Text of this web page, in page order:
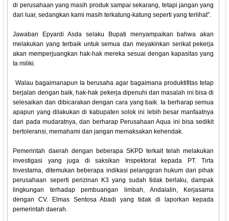
di perusahaan yang masih produk sampai sekarang, tetapi jangan yang
dari luar, sedangkan kami masih terkatung-katung seperti yang terlihat”.
Jawaban Epyardi Asda selaku Bupati menyampaikan bahwa akan
melakukan yang terbaik untuk semua dan meyakinkan serikat pekerja
akan memperjuangkan hak-hak mereka sesuai dengan kapasitas yang
Ia miliki.
Walau bagaimanapun Ia berusaha agar bagaimana produktifitas tetap
berjalan dengan baik, hak-hak pekerja dipenuhi dan masalah ini bisa di
selesaikan dan dibicarakan dengan cara yang baik. Ia berharap semua
apapun yang dilakukan di kabupaten solok ini lebih besar manfaatnya
dari pada mudaratnya, dan berharap Perusahaan Aqua ini bisa sedikit
bertoleransi, memahami dan jangan memaksakan kehendak.
Pemerintah daerah dengan beberapa SKPD terkait telah melakukan
investigasi yang juga di saksikan Inspektorat kepada PT. Tirta
Investama, ditemukan beberapa indikasi pelanggran hukum dari pihak
perusahaan seperti perizinan K3 yang sudah tidak berlaku, dampak
lingkungan terhadap pembuangan limbah, Andalalin, Kerjasama
dengan CV. Elmas Sentosa Abadi yang tidak di laporkan kepada
pemerintah daerah.